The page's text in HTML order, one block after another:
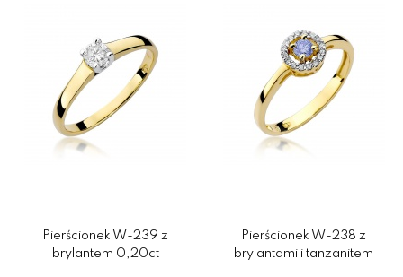
Pierścionek W-239 z
brylantem 0,20ct
Pierścionek W-238 z
brylantami i tanzanitem